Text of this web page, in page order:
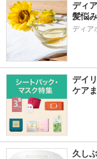
ディ
髪悩
ディア
デイ
ケア
久し